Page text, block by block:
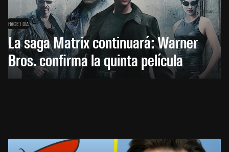
HACE 1 DÍA
La saga Matrix continuará: Warner
Bros. confirma la quinta película